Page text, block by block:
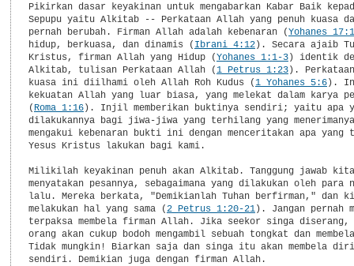
Pikirkan dasar keyakinan untuk mengabarkan Kabar Baik
Sepupu yaitu Alkitab -- Perkataan Allah yang penuh kuasa
pernah berubah. Firman Allah adalah kebenaran (Yohanes
hidup, berkuasa, dan dinamis ( Ibrani 4:12). Secara ajaib
Kristus, firman Allah yang Hidup (Yohanes 1:1-3) identik
Alkitab, tulisan Perkataan Allah (1 Petrus 1:23).
kuasa ini diilhami oleh Allah Roh Kudus (1 Yohanes 5:6).
kekuatan Allah yang luar biasa, yang melekat dalam karya
( Roma 1:16). Injil memberikan buktinya sendiri; yaitu apa
dilakukannya bagi jiwa-jiwa yang terhilang yang
mengakui kebenaran bukti ini dengan menceritakan apa yang
Yesus Kristus lakukan bagi kami.
Milikilah keyakinan penuh akan Alkitab. Tanggung jawab
menyatakan pesannya, sebagaimana yang dilakukan oleh para
lalu. Mereka berkata, "Demikianlah Tuhan berfirman," dan
melakukan hal yang sama (2 Petrus 1:20-21). Jangan pernah
terpaksa membela firman Allah. Jika seekor singa diserang,
orang akan cukup bodoh mengambil sebuah tongkat dan
Tidak mungkin! Biarkan saja dan singa itu akan membela
sendiri. Demikian juga dengan firman Allah.